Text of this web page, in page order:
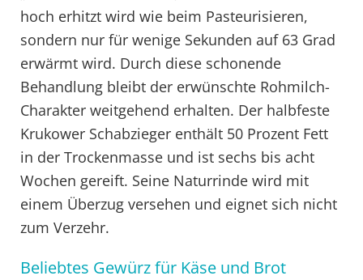
hoch erhitzt wird wie beim Pasteurisieren,
sondern nur für wenige Sekunden auf 63 Grad
erwärmt wird. Durch diese schonende
Behandlung bleibt der erwünschte Rohmilch-
Charakter weitgehend erhalten. Der halbfeste
Krukower Schabzieger enthält 50 Prozent Fett
in der Trockenmasse und ist sechs bis acht
Wochen gereift. Seine Naturrinde wird mit
einem Überzug versehen und eignet sich nicht
zum Verzehr.
Beliebtes Gewürz für Käse und Brot